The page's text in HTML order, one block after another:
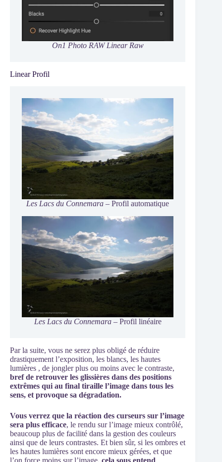
On1 Photo RAW Linear Raw
Linear Profil
Les Lacs du Connemara – Profil automatique
Les Lacs du Connemara– Profil linéaire
Par la suite, vous ne serez plus obligé de réduire
drastiquement l’exposition, les blancs, les hautes
lumières , de jongler plus ou moins avec le contraste,
bref de retrouver les glissières dans des positions
extrêmes qui au final tiraille l’image dans tous les
sens, et provoque sa dégradation.
Vous verrez que la réaction des curseurs sur l’image
sera plus efficace, le rendu sur l’image mieux contrôlé,
beaucoup plus de facilité dans la gestion des couleurs
ainsi que de leurs contrastes. Et bien sûr, si les ombres et
les hautes lumières sont encore mieux gérées, et que